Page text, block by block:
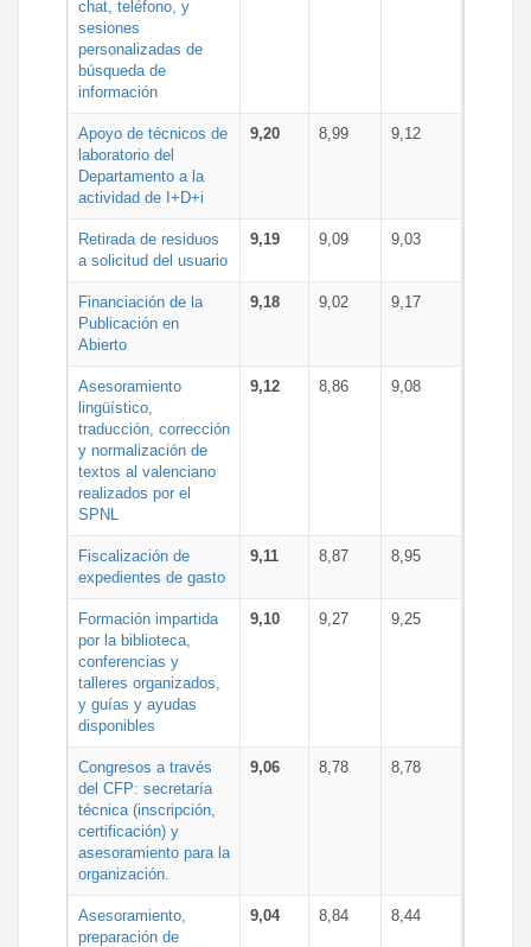
chat, teléfono, y
sesiones
personalizadas de
búsqueda de
información
Apoyo de técnicos de
laboratorio del
Departamento a la
actividad de I+D+i
9,20 8,99 9,12
Retirada de residuos
a solicitud del usuario
9,19 9,09 9,03
Financiación de la
Publicación en
Abierto
9,18 9,02 9,17
Asesoramiento
lingüístico,
traducción, corrección
y normalización de
textos al valenciano
realizados por el
SPNL
9,12 8,86 9,08
Fiscalización de
expedientes de gasto
9,11 8,87 8,95
Formación impartida
por la biblioteca,
conferencias y
talleres organizados,
y guías y ayudas
disponibles
9,10 9,27 9,25
Congresos a través
del CFP: secretaría
técnica (inscripción,
certificación) y
asesoramiento para la
organización.
9,06 8,78 8,78
Asesoramiento,
preparación de
9,04 8,84 8,44